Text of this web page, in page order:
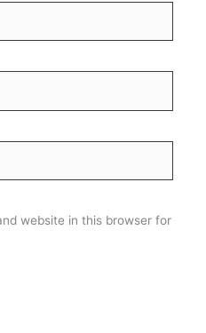
website in this browser for